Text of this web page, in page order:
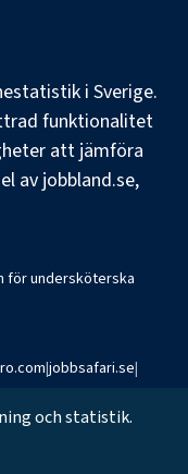
i Sverige.
funktionalitet
att jämföra
av jobbland.se,
för undersköterska
|jobbsafari.se|
och statistik.